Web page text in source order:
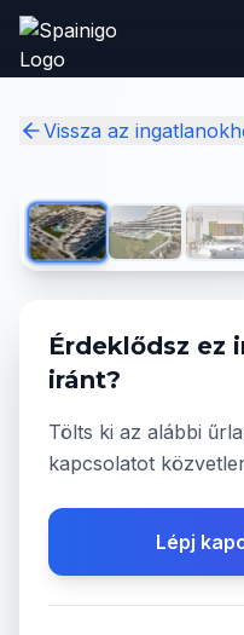
Skip to main content
Vissza az
Érdeklődsz ez
iránt?
Tölts ki az alábbi
kapcsolatot
Lépj